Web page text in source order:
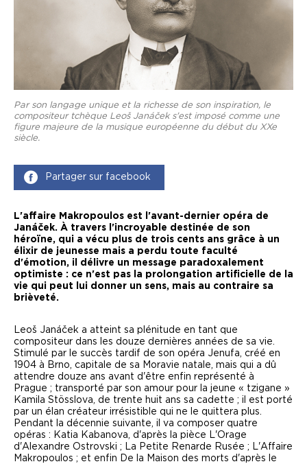
Par son langage unique et la richesse de son inspiration, le
compositeur tchèque Leoš Janáček s'est imposé comme une
figure majeure de la musique européenne du début du XXe
siècle.
Partager sur facebook
L'affaire Makropoulos est l'avant-dernier opéra de
Janáček. À travers l'incroyable destinée de son
héroïne, qui a vécu plus de trois cents ans grâce à un
élixir de jeunesse mais a perdu toute faculté
d'émotion, il délivre un message paradoxalement
optimiste : ce n'est pas la prolongation artificielle de la
vie qui peut lui donner un sens, mais au contraire sa
brièveté.
Leoš Janáček a atteint sa plénitude en tant que
compositeur dans les douze dernières années de sa vie.
Stimulé par le succès tardif de son opéra Jenufa , créé en
1904 à Brno, capitale de sa Moravie natale, mais qui a dû
attendre douze ans avant d'être enfin représenté à
Prague ; transporté par son amour pour la jeune « tzigane »
Kamila Stösslova, de trente huit ans sa cadette ; il est porté
par un élan créateur irrésistible qui ne le quittera plus.
Pendant la décennie suivante, il va composer quatre
opéras : Katia Kabanova , d'après la pièce L'Orage
d'Alexandre Ostrovski ; La Petite Renarde Rusée ; L'Affaire
Makropoulos ; et enfin De la Maison des morts d'après le